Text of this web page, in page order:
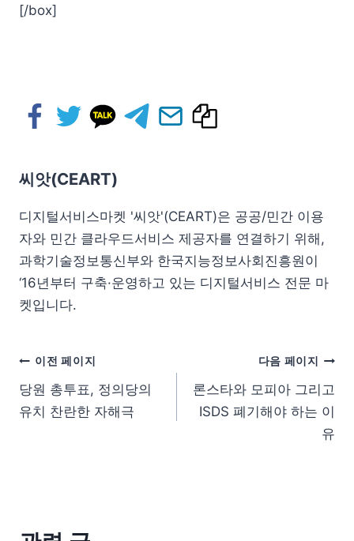
[/box]
씨앗(CEART)
디지털서비스마켓 '씨앗'(CEART)은 공공/민간 이용
자와 민간 클라우드서비스 제공자를 연결하기 위해,
과학기술정보통신부와 한국지능정보사회진흥원이
‘16년부터 구축·운영하고 있는 디지털서비스 전문 마
켓입니다.
이전 페이지
당원 총투표, 정의당의
유치 찬란한 자해극
다음 페이지
론스타와 모피아 그리고
ISDS 폐기해야 하는 이
유